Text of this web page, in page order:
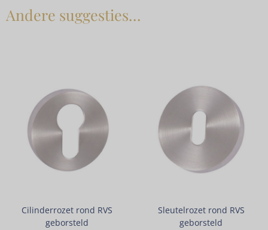
Andere suggesties…
Cilinderrozet rond RVS
geborsteld
Sleutelrozet rond RVS
geborsteld